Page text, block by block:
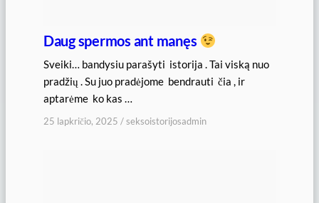
Daug spermos ant manęs
Sveiki… bandysiu parašyti istorija . Tai viską nuo
pradžių . Su juo pradėjome bendrauti čia , ir
aptarėme ko kas …
25 lapkričio, 2025 /seksoistorijosadmin